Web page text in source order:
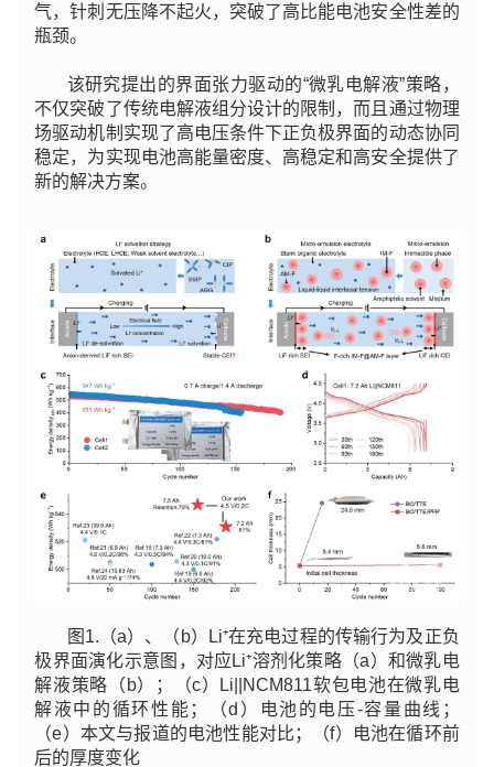
气，针刺无压降不起火，突破了高比能电池安全性差的
瓶颈。
该研究提出的界面张力驱动的“微乳电解液”策略，
不仅突破了传统电解液组分设计的限制，而且通过物理
场驱动机制实现了高电压条件下正负极界面的动态协同
稳定，为实现电池高能量密度、高稳定和高安全提供了
新的解决方案。
图1.（a）、（b）Li⁺在充电过程的传输行为及正负
极界面演化示意图，对应Li⁺溶剂化策略（a）和微乳电
解液策略（b）；（c）Li||NCM811软包电池在微乳电
解液中的循环性能；（d）电池的电压-容量曲线；
（e）本文与报道的电池性能对比；（f）电池在循环前
后的厚度变化